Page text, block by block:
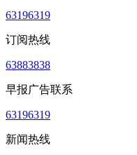
63196319
订阅热线
63883838
早报广告联系
63196319
新闻热线